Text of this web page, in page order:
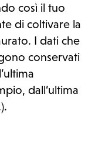
così il tuo
di coltivare la
I dati che
conservati
dall’ultima